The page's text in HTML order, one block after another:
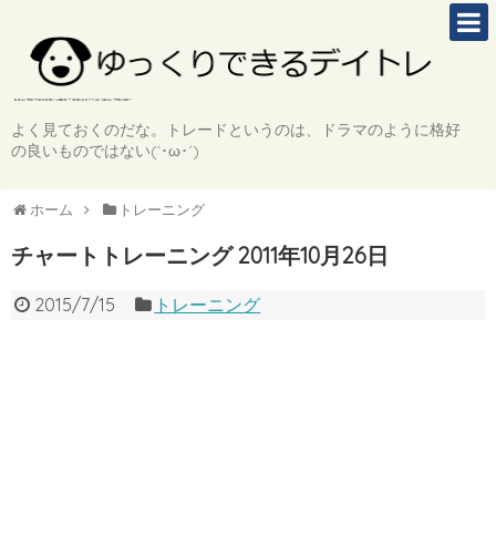
よく見ておくのだな。トレードというのは、ドラマのように格好
の良いものではない(`･ω･´)
ホーム トレーニング
チャートトレーニング 2011年10月26日
2015/7/15 トレーニング